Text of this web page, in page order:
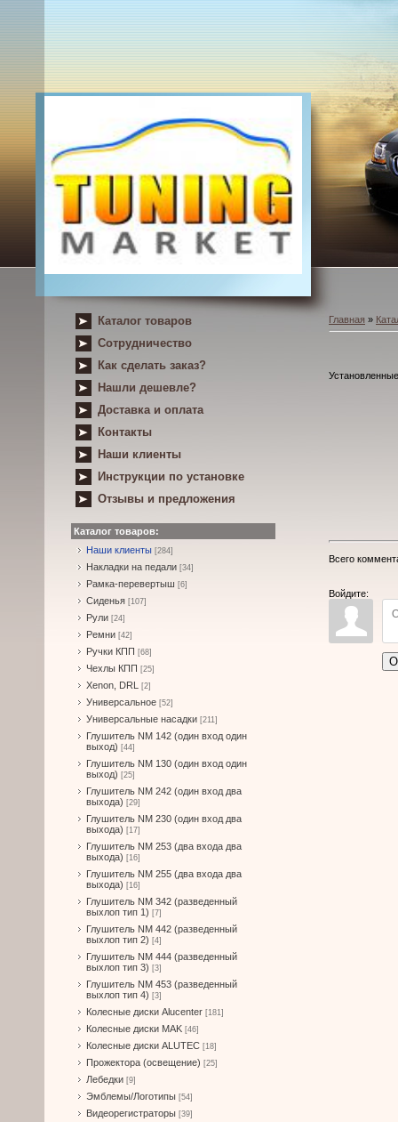
Каталог товаров
Сотрудничество
Как сделать заказ?
Нашли дешевле?
Доставка и оплата
Контакты
Наши клиенты
Инструкции по установке
Отзывы и предложения
Каталог товаров:
Наши клиенты [284]
Накладки на педали [34]
Рамка-перевертыш [6]
Сиденья [107]
Рули [24]
Ремни [42]
Ручки КПП [68]
Чехлы КПП [25]
Xenon, DRL [2]
Универсальное [52]
Универсальные насадки [211]
Глушитель NM 142 (один вход один
выход) [44]
Глушитель NM 130 (один вход один
выход) [25]
Глушитель NM 242 (один вход два
выхода) [29]
Глушитель NM 230 (один вход два
выхода) [17]
Глушитель NM 253 (два входа два
выхода) [16]
Глушитель NM 255 (два входа два
выхода) [16]
Глушитель NM 342 (разведенный
выхлоп тип 1) [7]
Глушитель NM 442 (разведенный
выхлоп тип 2) [4]
Глушитель NM 444 (разведенный
выхлоп тип 3) [3]
Глушитель NM 453 (разведенный
выхлоп тип 4) [3]
Колесные диски Alucenter [181]
Колесные диски MAK [46]
Колесные диски ALUTEC [18]
Прожектора (освещение) [25]
Лебедки [9]
Эмблемы/Логотипы [54]
Видеорегистраторы [39]
Главная »
Всего
Войдите: